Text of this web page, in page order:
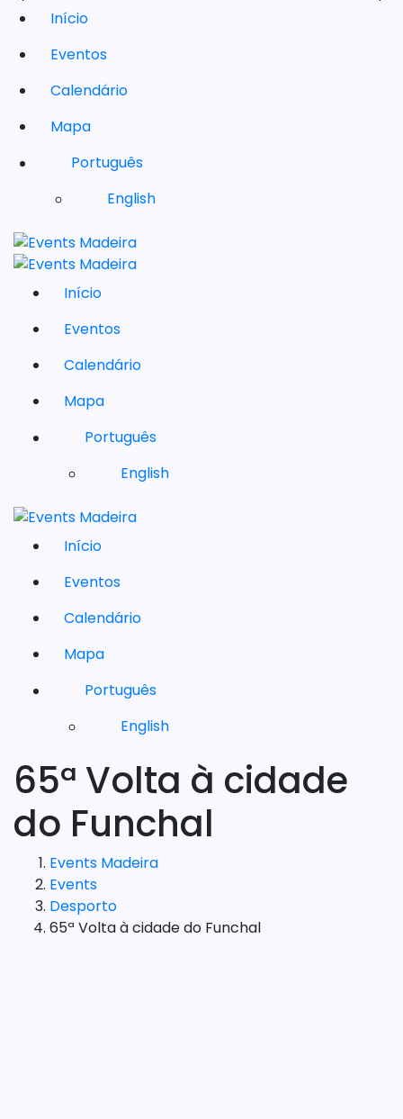
Início
Eventos
Calendário
Mapa
Português
English
Início
Eventos
Calendário
Mapa
Português
English
Início
Eventos
Calendário
Mapa
Português
English
65ª Volta à cidade
do Funchal
Events Madeira
Events
Desporto
65ª Volta à cidade do Funchal